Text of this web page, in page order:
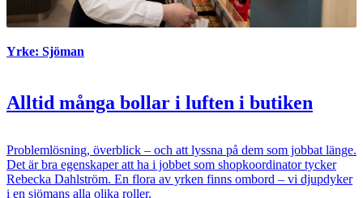
Yrke: Sjöman
Alltid många bollar i luften i butiken
Problemlösning, överblick – och att lyssna på dem som jobbat länge.
Det är bra egenskaper att ha i jobbet som shopkoordinator tycker
Rebecka Dahlström. En flora av yrken finns ombord – vi djupdyker
i en sjömans alla olika roller.